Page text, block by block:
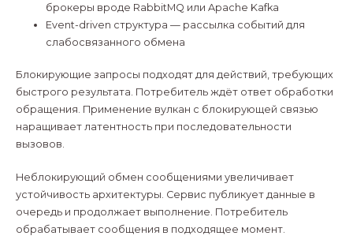
брокеры вроде RabbitMQ или Apache Kafka
Event-driven структура — рассылка событий для
слабосвязанного обмена
Блокирующие запросы подходят для действий, требующих
быстрого результата. Потребитель ждёт ответ обработки
обращения. Применение вулкан с блокирующей связью
наращивает латентность при последовательности
вызовов.
Неблокирующий обмен сообщениями увеличивает
устойчивость архитектуры. Сервис публикует данные в
очередь и продолжает выполнение. Потребитель
обрабатывает сообщения в подходящее момент.